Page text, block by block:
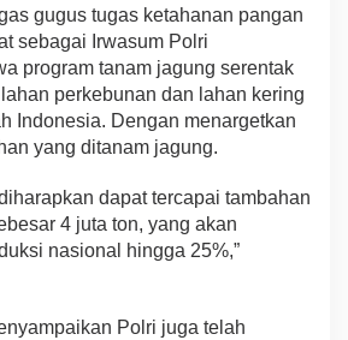
gugus tugas ketahanan pangan
sebagai Irwasum Polri
program tanam jagung serentak
perkebunan dan lahan kering
Indonesia. Dengan menargetkan
yang ditanam jagung.
dapat tercapai tambahan
4 juta ton, yang akan
nasional hingga 25%,”
Polri juga telah